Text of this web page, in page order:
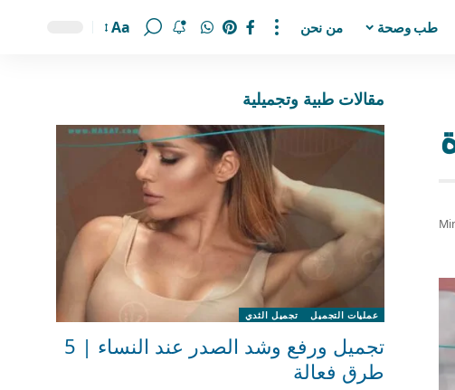
طب وصحة من نحن Aa
مقالات طبية وتجميلية
عمليات التجميل تجميل الثدي
تجميل ورفع وشد الصدر عند النساء | 5
طرق فعالة